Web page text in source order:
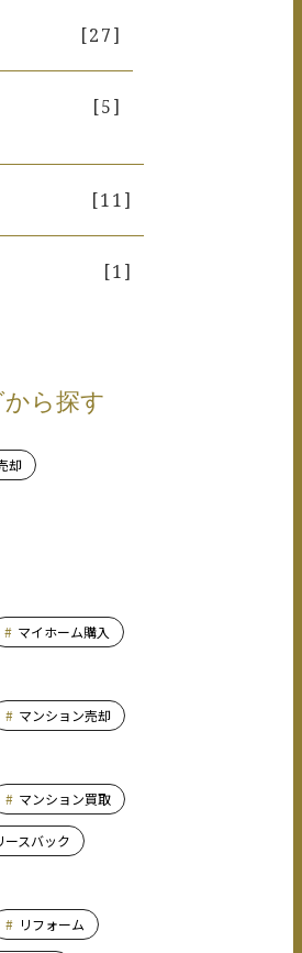
[27]
[5]
[11]
[1]
ら探す
却
マイホーム購入
マンション売却
マンション買取
ースバック
リフォーム